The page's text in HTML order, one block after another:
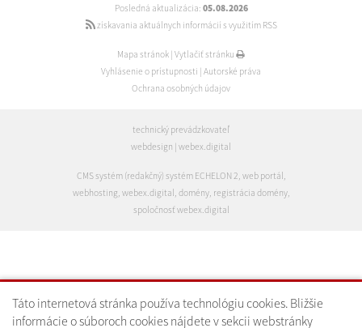
Táto internetová stránka používa technológiu cookies. Bližšie
informácie o súboroch cookies nájdete v sekcii webstránky
Posledná aktualizácia: 05.08.2026
získavania aktuálnych informácií s využitím RSS
Mapa stránok | Vytlačiť stránku
Vyhlásenie o prístupnosti | Autorské práva
Ochrana osobných údajov
technický prevádzkovateľ
webdesign | webex.digital
CMS systém (redakčný) systém ECHELON 2 web portál
webhosting webex.digital domény, registrácia domény,
spoločnosť webex.digital